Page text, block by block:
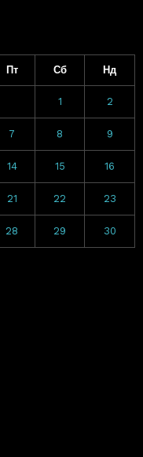
Пт Сб Нд
1 2
7 8 9
14 15 16
21 22 23
28 29 30